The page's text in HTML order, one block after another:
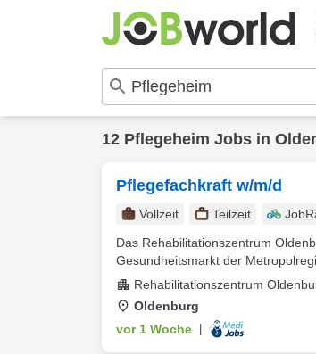
12 Pflegeheim Jobs in
Pflegefachkraft w/m/d
Vollzeit Teilzeit
Das Rehabilitationszentrum
Gesundheitsmarkt der
Rehabilitationszentrum
Oldenburg
vor 1 Woche